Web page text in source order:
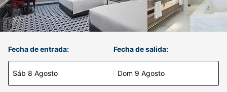
Fecha de entrada:
Sáb 8 Agosto
Fecha de salida:
Dom 9 Agosto